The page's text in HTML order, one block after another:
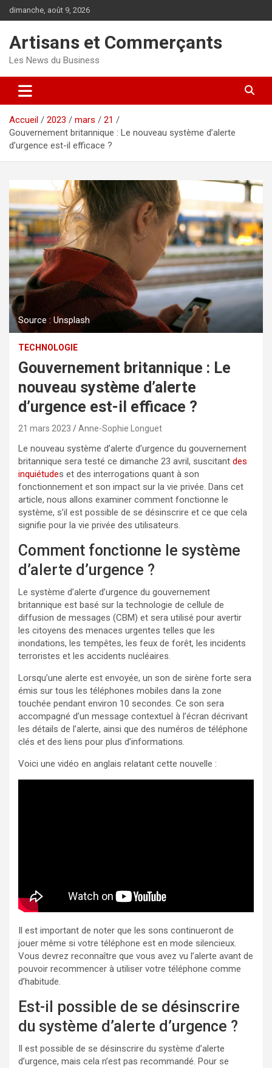
Aller
au
dimanche, août 9, 2026
Artisans et Commerçants
Les News du Business
Accueil 2023 mars
21
Gouvernement britannique : Le nouveau système d’alerte
d’urgence est-il efficace ?
Source : Unsplash
TECHNOLOGIE
Gouvernement britannique : Le
nouveau système d’alerte
d’urgence est-il efficace ?
21 mars 2023 Anne-Sophie Longuet
Le nouveau système d’alerte d’urgence du gouvernement
britannique sera testé ce dimanche 23 avril, suscitant des
inquiétudes et des interrogations quant à son
fonctionnement et son impact sur la vie privée. Dans cet
article, nous allons examiner comment fonctionne le
système, s’il est possible de se désinscrire et ce que cela
signifie pour la vie privée des utilisateurs.
Comment fonctionne le système
d’alerte d’urgence ?
Le système d’alerte d’urgence du gouvernement
britannique est basé sur la technologie de cellule de
diffusion de messages (CBM) et sera utilisé pour avertir
les citoyens des menaces urgentes telles que les
inondations, les tempêtes, les feux de forêt, les incidents
terroristes et les accidents nucléaires.
Lorsqu’une alerte est envoyée, un son de sirène forte sera
émis sur tous les téléphones mobiles dans la zone
touchée pendant environ 10 secondes. Ce son sera
accompagné d’un message contextuel à l’écran décrivant
les détails de l’alerte, ainsi que des numéros de téléphone
clés et des liens pour plus d’informations.
Voici une vidéo en anglais relatant cette nouvelle :
Il est important de noter que les sons continueront de
jouer même si votre téléphone est en mode silencieux.
Vous devrez reconnaître que vous avez vu l’alerte avant de
pouvoir recommencer à utiliser votre téléphone comme
d’habitude.
Est-il possible de se désinscrire
du système d’alerte d’urgence ?
Il est possible de se désinscrire du système d’alerte
d’urgence, mais cela n’est pas recommandé. Pour se